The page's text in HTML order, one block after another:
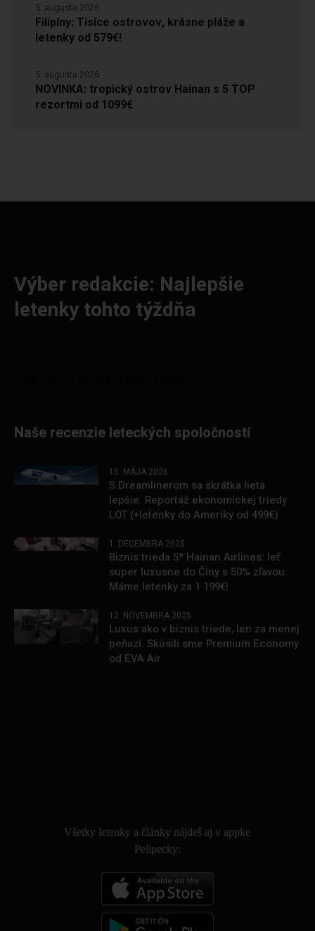
Filipíny: Tisíce ostrovov, krásne pláže a
letenky od 579€!
5. augusta 2026
NOVINKA: tropický ostrov Hainan s 5 TOP
rezortmi od 1099€
5. augusta 2026
Výber redakcie: Najlepšie
letenky tohto týždňa
Naše recenzie leteckých spoločností
15. MÁJA 2026
S Dreamlinerom sa skrátka lieta
lepšie. Reportáž ekonomickej triedy
LOT (+letenky do Ameriky od 499€)
1. DECEMBRA 2025
Biznis trieda 5* Hainan Airlines: leť
super luxusne do Číny s 50% zľavou.
Máme letenky za 1 199€!
12. NOVEMBRA 2025
Luxus ako v biznis triede, len za menej
peňazí. Skúsili sme Premium Economy
od EVA Air
Všetky letenky a články nájdeš aj v appke
Pelipecky: